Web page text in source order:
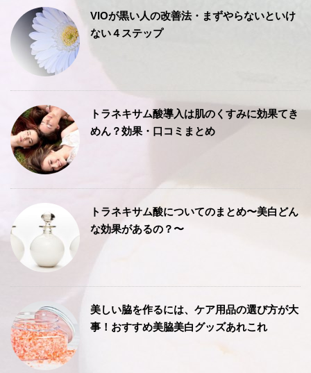
VIOが黒い人の改善法・まずやらないといけ
ない４ステップ
トラネキサム酸導入は肌のくすみに効果てき
めん？効果・口コミまとめ
トラネキサム酸についてのまとめ〜美白どん
な効果があるの？〜
美しい脇を作るには、ケア用品の選び方が大
事！おすすめ美脇美白グッズあれこれ